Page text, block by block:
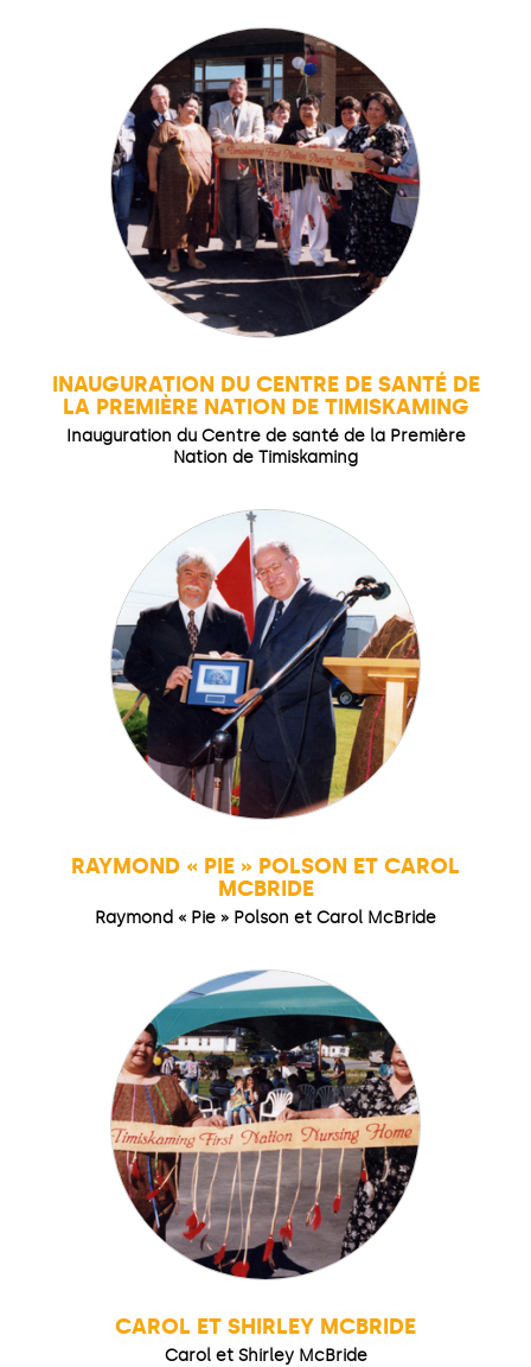
INAUGURATION DU CENTRE DE SANTÉ DE
LA PREMIÈRE NATION DE TIMISKAMING
Inauguration du Centre de santé de la Première
Nation de Timiskaming
RAYMOND « PIE » POLSON ET CAROL
MCBRIDE
Raymond « Pie » Polson et Carol McBride
CAROL ET SHIRLEY MCBRIDE
Carol et Shirley McBride